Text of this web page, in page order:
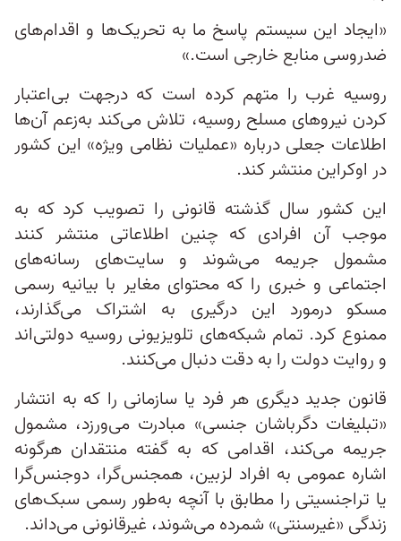
«ایجاد این سیستم پاسخ ما به تحریک‌ها و اقدام‌های
ضدروسی منابع خارجی است.»
روسیه غرب را متهم کرده است که درجهت بی‌اعتبار
کردن نیروهای مسلح روسیه، تلاش می‌کند به‌زعم آن‌ها
اطلاعات جعلی درباره «عملیات نظامی ویژه»‌ این کشور
در اوکراین منتشر کند.
این کشور سال گذشته قانونی را تصویب کرد که به
موجب آن افرادی که چنین اطلاعاتی منتشر کنند
مشمول جریمه می‌شوند و سایت‌های رسانه‌های
اجتماعی و خبری را که محتوای مغایر با بیانیه رسمی
مسکو درمورد این درگیری به اشتراک می‌گذارند،
ممنوع کرد. تمام شبکه‌های تلویزیونی روسیه دولتی‌اند
و روایت دولت را به دقت دنبال می‌کنند.
قانون جدید دیگری هر فرد یا سازمانی را که به انتشار
«تبلیغات دگرباشان جنسی» مبادرت می‌ورزد، مشمول
جریمه می‌کند، اقدامی که به گفته منتقدان هرگونه
اشاره عمومی به افراد لزبین، همجنس‌گرا، دوجنس‌گرا
یا تراجنسیتی را مطابق با آنچه به‌طور رسمی سبک‌های
زندگی «غیرسنتی» شمرده می‌شوند، غیرقانونی می‌داند.